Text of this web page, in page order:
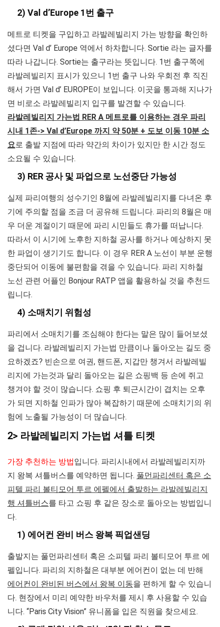
2) Val d’Europe 1번 출구
메트로 티켓을 구입하고 라발레빌리지 가는 방향을 확인하
셨다면 Val d’ Europe 역에서 하차합니다. Sortie 라는 글자를
따라 나갑니다. Sortie는 출구라는 뜻입니다. 1번 출구쪽에
라발레빌리지 표시가 있으니 1번 출구 나와 우회전 후 직진
해서 가면 Val d’ EUROPE이 보입니다. 이곳을 통과해 지나가
면 비로소 라발레빌리지 입구를 발견할 수 있습니다.
라발레빌리지 가는법 RER A 메트로를 이용하는 경우 파리
시내 1존-> Val d’Europe 까지 약 50분 + 도보 이동 10분 소
요 로 출발 지점에 따라 약간의 차이가 있지만 한 시간 정도
소요될 수 있습니다.
3) RER 공사 및 파업으로 노선중단 가능성
실제 파리여행의 성수기인 8월에 라발레빌리지를 다녀온 후
기에 주의할 점을 조금 더 공유해 드립니다. 파리의 8월은 매
우 더운 계절이기 때문에 파리 시민들도 휴가를 떠납니다.
따라서 이 시기에 노후한 지하철 공사를 하거나 예상하지 못
한 파업이 생기기도 합니다. 이 경우 RER A 노선이 부분 운행
중단되어 이동에 불편함을 겪을 수 있습니다. 파리 지하철
노선 관련 어플인 Bonjour RATP 앱을 활용하실 것을 추천드
립니다.
4) 소매치기 위험성
파리에서 소매치기를 조심해야 한다는 말은 많이 들어보셨
을 겁니다. 라발레빌리지 가는법 만큼이나 돌아오는 길도 중
요하겠죠? 빈손으로 여권, 핸드폰, 지갑만 챙겨서 라발레빌
리지에 가는것과 달리 돌아오는 길은 쇼핑백 등 손에 쥐고
챙겨야 할 것이 많습니다. 쇼핑 후 퇴근시간이 겹치는 오후
가 되면 지하철 인파가 많아 복잡하기 때문에 소매치기의 위
험에 노출될 가능성이 더 많습니다.
2> 라발레빌리지 가는법 셔틀 티켓
가장 추천하는 방법입니다. 파리시내에서 라발레빌리지까
지 왕복 셔틀버스를 예약하면 됩니다. 풀먼파리센터 혹은 소
피텔 파리 볼티모어 투르 에펠에서 출발하는 라발레빌리지
행 셔틀버스를 타고 쇼핑 후 같은 장소로 돌아오는 방법입니
다.
1) 에어컨 완비 버스 왕복 픽업샌딩
출발지는 풀먼파리센터 혹은 소피텔 파리 볼티모어 투르 에
펠입니다. 파리의 지하철은 대부분 에어컨이 없는 데 반해
에어컨이 완비된 버스에서 왕복 이동을 편하게 할 수 있습니
다. 현장에서 미리 예약한 바우처를 제시 후 사용할 수 있습
니다. “Paris City Vision” 유니폼을 입은 직원을 찾으세요.